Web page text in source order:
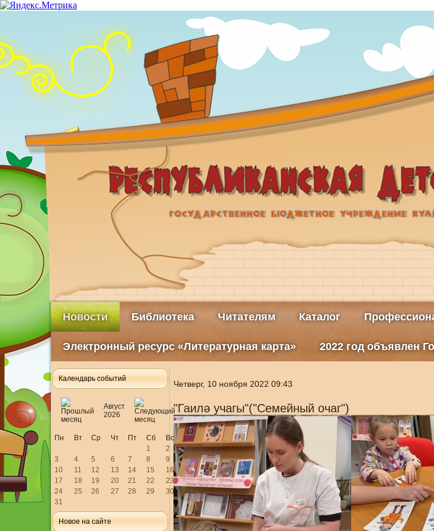
Новости Библиотека Читателям Каталог
Электронный ресурс «Литературная карта» 2022 год объявлен
Календарь событий
Август
2026
Пн Вт Ср Чт Пт Сб
Вс
1
2
3
4 5 6 7 8
9
10
11 12 13 14 15
16
17
18 19 20 21 22
23
24
25 26 27 28 29
30
31
Новое на сайте
Четверг, 10 ноября 2022 09:43
"Гаилә учагы"("Семейный очаг")